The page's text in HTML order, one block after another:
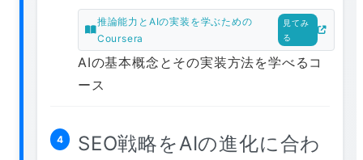
推論能力とAIの実装を学ぶための
Coursera
見てみ
る
AIの基本概念とその実装方法を学べるコ
ース
4 SEO戦略をAIの進化に合わ